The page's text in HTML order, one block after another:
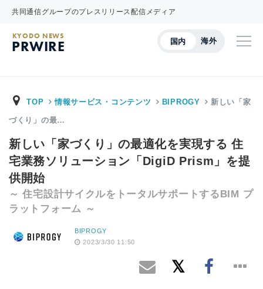
共同通信グループのプレスリリース配信メディア
国内 海外
KYODO NEWS
PRWIRE
TOP 情報サービス・コンテンツ BIPROGY 新しい「家
づくり」の最…
新しい「家づくり」の最適化を実現する 住
宅業務ソリューション「DigiD Prism」を提
供開始
～ 住宅設計サイクルをトータルサポートするBIM プ
ラットフォーム ～
BIPROGY
2023/3/30 11:50